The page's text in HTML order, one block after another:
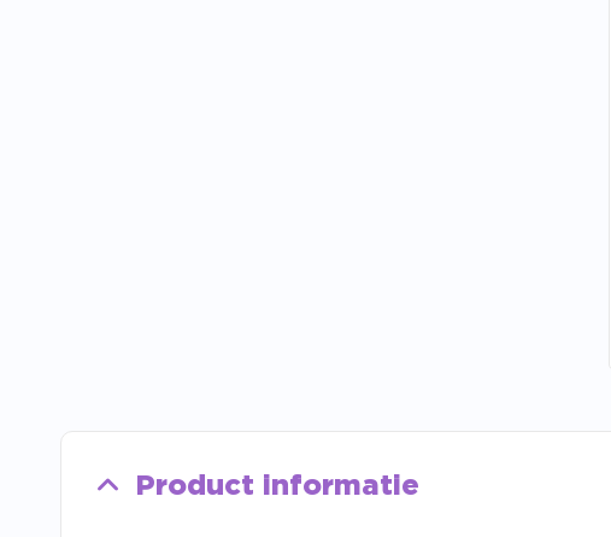
Product informatie